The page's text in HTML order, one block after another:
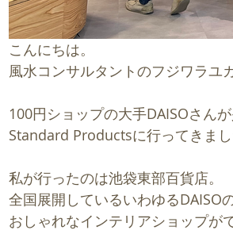
こんにちは。
風水コンサルタントのフジワラユ
100円ショップの大手DAISOさん
Standard Productsに行ってきまし
私が行ったのは池袋東部百貨店。
全国展開しているいわゆるDAISO
おしゃれなインテリアショップが